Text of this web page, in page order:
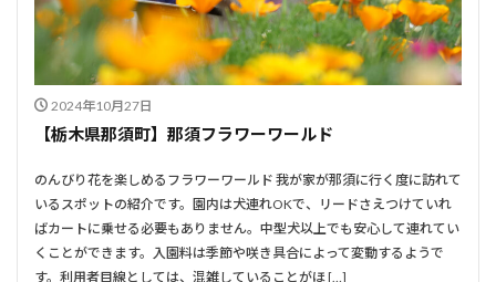
2024年10月27日
【栃木県那須町】那須フラワーワールド
のんびり花を楽しめるフラワーワールド 我が家が那須に行く度に訪れて
いるスポットの紹介です。園内は犬連れOKで、リードさえつけていれ
ばカートに乗せる必要もありません。中型犬以上でも安心して連れてい
くことができます。入園料は季節や咲き具合によって変動するようで
す。利用者目線としては、混雑していることがほ […]